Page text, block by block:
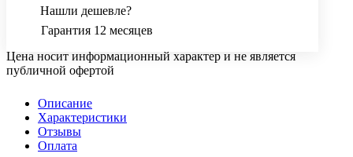
Нашли дешевле?
Гарантия 12 месяцев
Цена носит информационный характер и не является
публичной офертой
Описание
Характеристики
Отзывы
Оплата